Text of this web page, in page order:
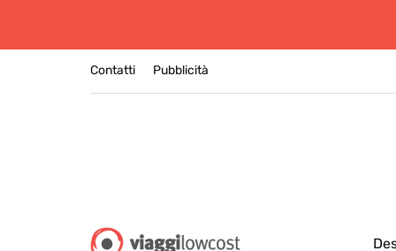
Contatti Pubblicità